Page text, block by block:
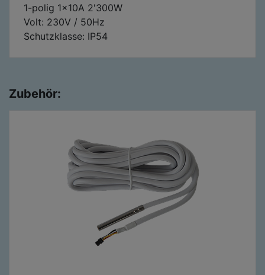
1-polig 1x10A 2'300W
Volt: 230V / 50Hz
Schutzklasse: IP54
Zubehör: